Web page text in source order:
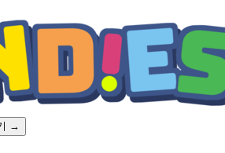
→